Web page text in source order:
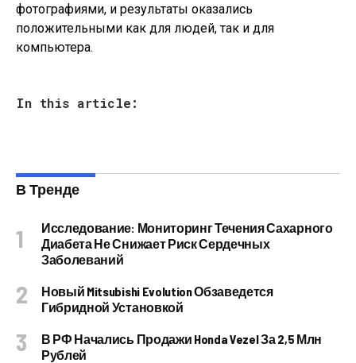
фотографиями, и результаты оказались
положительными как для людей, так и для
компьютера.
In this article:
В Тренде
Исследование: Мониторинг Течения Сахарного
Диабета Не Снижает Риск Сердечных
Заболеваний
Новый Mitsubishi Evolution Обзаведется
Гибридной Установкой
В РФ Начались Продажи Honda Vezel За 2,5 Млн
Рублей